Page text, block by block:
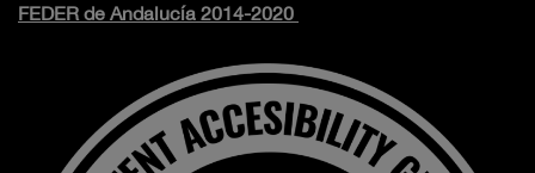
FEDER de Andalucía 2014-2020